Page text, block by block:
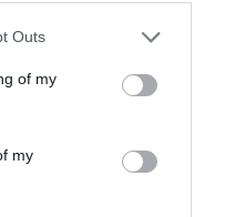
one or more Google
You may click to
its third-party tags to
in below Google
Outs
of my
my
e una
a ogni progetto